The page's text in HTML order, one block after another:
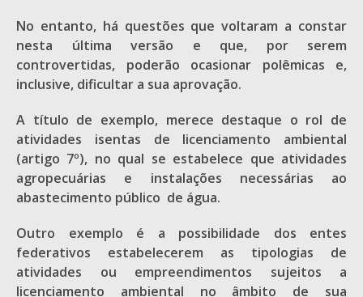
No entanto, há questões que voltaram a constar
nesta última versão e que, por serem
controvertidas, poderão ocasionar polêmicas e,
inclusive, dificultar a sua aprovação.
A título de exemplo, merece destaque o rol de
atividades isentas de licenciamento ambiental
(artigo 7º), no qual se estabelece que atividades
agropecuárias e instalações necessárias ao
abastecimento público de água.
Outro exemplo é a possibilidade dos entes
federativos estabelecerem as tipologias de
atividades ou empreendimentos sujeitos a
licenciamento ambiental no âmbito de sua